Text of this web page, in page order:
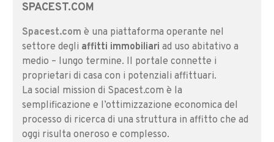
SPACEST.COM
Spacest.com è una piattaforma operante nel
settore degli affitti immobiliari ad uso abitativo a
medio – lungo termine. Il portale connette i
proprietari di casa con i potenziali affittuari.
La social mission di Spacest.com è la
semplificazione e l’ottimizzazione economica del
processo di ricerca di una struttura in affitto che ad
oggi risulta oneroso e complesso.